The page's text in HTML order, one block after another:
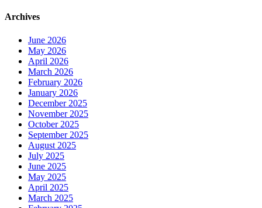
Archives
June 2026
May 2026
April 2026
March 2026
February 2026
January 2026
December 2025
November 2025
October 2025
September 2025
August 2025
July 2025
June 2025
May 2025
April 2025
March 2025